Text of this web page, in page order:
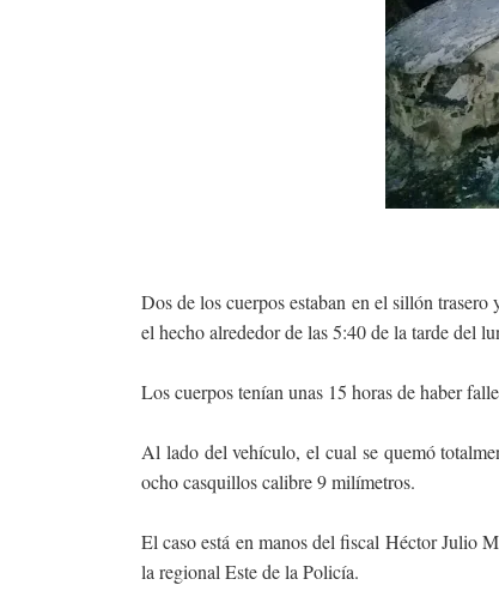
Dos de los cuerpos estaban en el sillón
el hecho alrededor de las 5:40 de la tarde del
Los cuerpos tenían unas 15 horas de haber
Al lado del vehículo, el cual se quemó
ocho casquillos calibre 9 milímetros.
El caso está en manos del fiscal Héctor Julio
la regional Este de la Policía.